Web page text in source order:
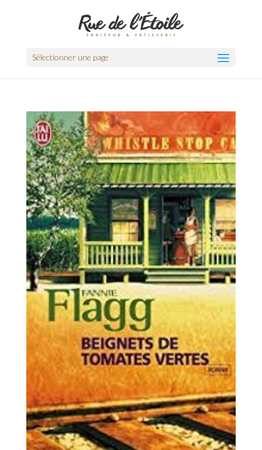
Sélectionner une page